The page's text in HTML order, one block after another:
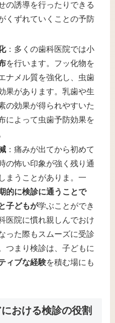
の誘導を行ったりできる
くずれていくことの予防
：多くの歯科医院では小
を行います。フッ化物を
ナメル質を強化し、虫歯
果があります。乳歯や生
の効果が得られやすいた
によって虫歯予防効果を
：痛みが出てから初めて
の怖い印象が強く残り通
まうことがありま。一
的に検診に通うことで
子どもが学ぶことができ
医院に慣れ親しんでおけ
った際もスムーズに受診
つまり検診は、子どもに
ィブな経験を積む場にも
おける検診の役割